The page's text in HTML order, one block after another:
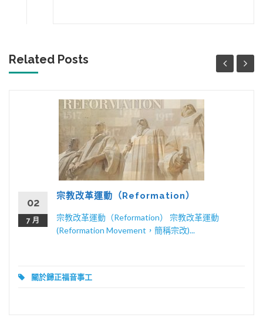
Related Posts
02
7 月
宗教改革運動（Reformation）
宗教改革運動（Reformation） 宗教改革運動
(Reformation Movement，簡稱宗改)...
關於歸正福音事工